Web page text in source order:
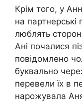
Крім того, у
на
люблять
Ані почалися
повідомлено
буквально
перевели їх в
нapoжувала